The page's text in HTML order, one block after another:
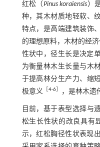
红松（Pinus koraiensis）
种，其木材质地轻软、
特点，是高端建筑装饰
的理想原料，木材的经
性状中，径生长是决定
为衡量林木生长量与木
于提高林分生产力、缩
极意义
4-6］ ，是林木遗
目前，基于表型选择与
松生长性状的改良具有
示，红松胸径性状表现